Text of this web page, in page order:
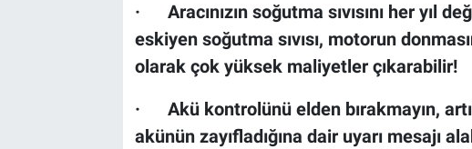
· Aracınızın soğutma sıvısını her yıl
eskiyen soğutma sıvısı, motorun
olarak çok yüksek maliyetler çıkarabilir!
· Akü kontrolünü elden bırakmayın,
akünün zayıfladığına dair uyarı mesajı